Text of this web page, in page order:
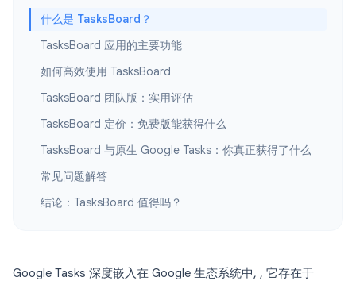
什么是 TasksBoard？
TasksBoard 应用的主要功能
如何高效使用 TasksBoard
TasksBoard 团队版：实用评估
TasksBoard 定价：免费版能获得什么
TasksBoard 与原生 Google Tasks：你真正获得了什么
常见问题解答
结论：TasksBoard 值得吗？
Google Tasks 深度嵌入在 Google 生态系统中, , 它存在于